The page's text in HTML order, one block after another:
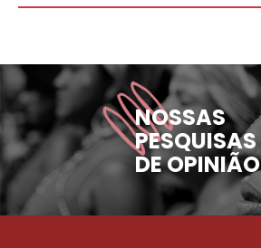
NOSSAS
PESQUISAS
DE OPINIÃO